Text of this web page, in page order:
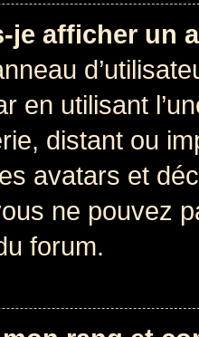
je afficher un
en utilisant
distant ou
avatars et
ne pouvez
forum.